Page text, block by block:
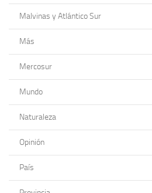
Malvinas y Atlántico Sur
Más
Mercosur
Mundo
Naturaleza
Opinión
País